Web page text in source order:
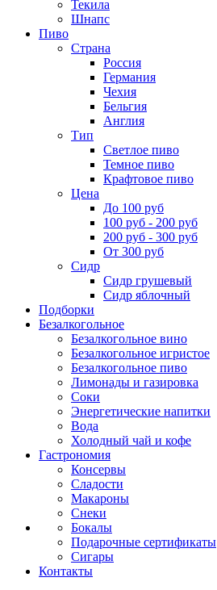
Текила
Шнапс
Пиво
Страна
Россия
Германия
Чехия
Бельгия
Англия
Тип
Светлое пиво
Темное пиво
Крафтовое пиво
Цена
До 100 руб
100 руб - 200 руб
200 руб - 300 руб
От 300 руб
Сидр
Сидр грушевый
Сидр яблочный
Подборки
Безалкогольное
Безалкогольное вино
Безалкогольное игристое
Безалкогольное пиво
Лимонады и газировка
Соки
Энергетические напитки
Вода
Холодный чай и кофе
Гастрономия
Консервы
Сладости
Макароны
Снеки
Бокалы
Подарочные сертификаты
Сигары
Контакты